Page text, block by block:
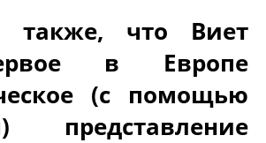
также, что Виет
в Европе
(с помощью
представление